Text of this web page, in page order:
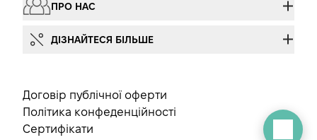
ПРО НАС
ДІЗНАЙТЕСЯ БІЛЬШЕ
Договір публічної оферти
Політика конфеденційності
Сертифікати